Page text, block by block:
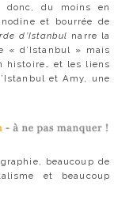
donc, du moins en
et bourrée de
d’Istanbul narre la
« d’Istanbul » mais
histoire… et les liens
et Amy, une
beaucoup de
et beaucoup